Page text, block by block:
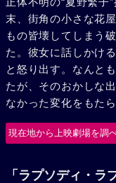
末、街角の小さな花
もの皆壊してしまう
た。彼女に話しかけ
と怒り出す。なんと
たが、そのおかしな
なかった変化をもた
現在地から上映劇場を調
「ラプソディ・ラ